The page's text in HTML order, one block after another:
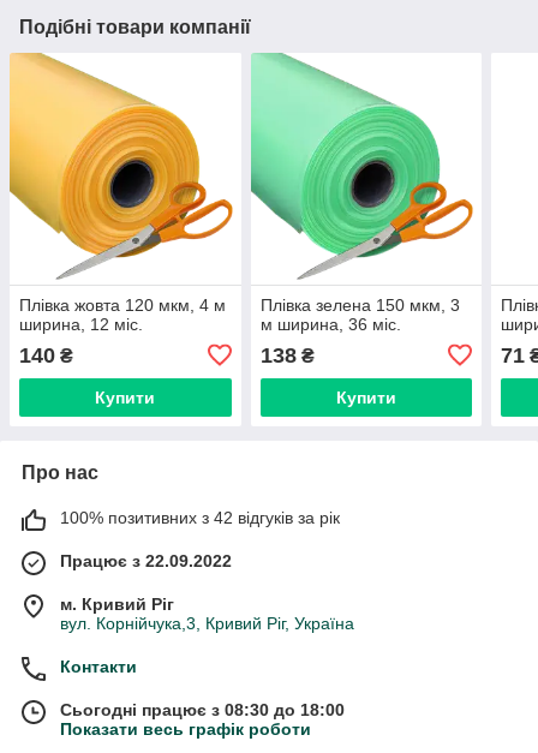
Подібні товари компанії
Плівка жовта 120 мкм, 4 м
ширина, 12 міс.
140 ₴
Купити
Плівка зелена 150 мкм, 3
м ширина, 36 міс.
138₴
Купити
71
Про нас
100% позитивних з 42 відгуків за рік
Працює з 22.09.2022
м. Кривий Ріг
вул. Корнійчука,3, Кривий Ріг, Україна
Контакти
Сьогодні працює з 08:30 до 18:00
Показати весь графік роботи